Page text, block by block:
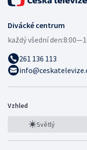
Divácké centrum
každý všední den:
261 136 113
Vzhled
Světlý